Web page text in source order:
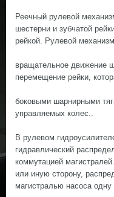
Реечный рулевой
шестерни и зубчатой
рейкой. Рулевой
вращательное движение
перемещение рейки,
боковыми шарнирными
управляемых колес..
В рулевом
гидравлический
коммутацией
или иную сторону,
магистралью насоса одну